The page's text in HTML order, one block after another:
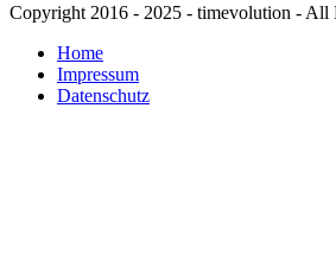
Copyright 2016 - 2025 - timevolution - All
Home
Impressum
Datenschutz